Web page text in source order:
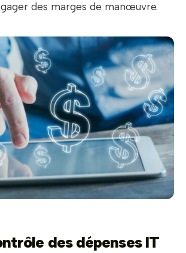
des marges de manœuvre.
des dépenses IT